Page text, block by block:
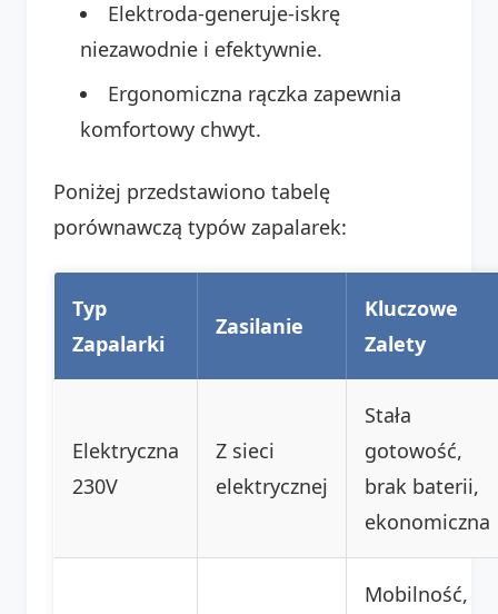
Elektroda-generuje-iskrę
niezawodnie i efektywnie.
Ergonomiczna rączka zapewnia
komfortowy chwyt.
Poniżej przedstawiono tabelę
porównawczą typów zapalarek:
Typ
Zapalarki
Zasilanie
Kluczowe
Zalety
Elektryczna
230V
Z sieci
elektrycznej
Stała
gotowość,
brak baterii,
ekonomiczna
Mobilność,